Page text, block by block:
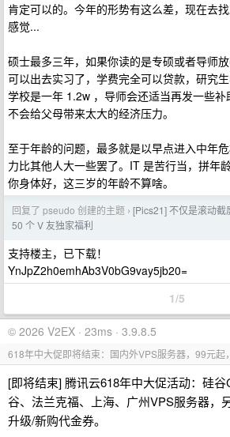
肯定可以的。今年的形势有这么差，现在去
感觉...
硕士最多三年，如果你读的是专硕或者导师
可以出去实习了，学费完全可以贷款，研究
学校是一年 1.2w ，导师会还适当再发一些
不会给父母带来太大的经济压力。
至于年龄的问题，最多就是以早点进入中年
力比其他人大一些罢了。IT 是苦行当，拼年
你身体好，这三岁的年龄不算啥。
回复了 pseudo 创建的主题 › [Pics21] 不仅是滚动截
50 个 V 友独家福利
支持楼主，已下载！
YnJpZ2h0emhAb3V0bG9vay5jb20=
1/5
© 2026 V2EX · 23ms · 3.9.8.5
618年中大促即将结束：国内外VPS服务器，99元起
[即将结束] 腾讯云618年中大促活动：硅
谷、法兰克福、上海、广州VPS服务器，
升级/新购代金券。